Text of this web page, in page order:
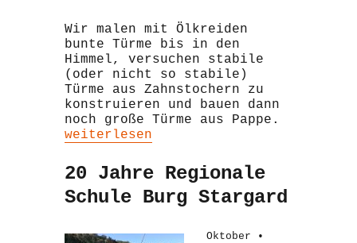
Wir malen mit Ölkreiden
bunte Türme bis in den
Himmel, versuchen stabile
(oder nicht so stabile)
Türme aus Zahnstochern zu
konstruieren und bauen dann
noch große Türme aus Pappe.
„Türme bauen“
weiterlesen
20 Jahre Regionale
Schule Burg Stargard
Oktober •